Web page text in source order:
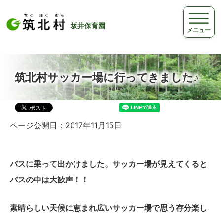
坂井保育園
メニュー
筑北村サッカー場に行ってきました♪
ページ公開日：2017年11月15日
バスに乗って出かけました。サッカー場が見えてくると
バスの中は大歓声！！
素晴らしい天候に恵まれ広いサッカー場で思う存分楽し